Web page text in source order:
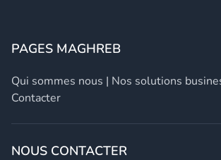
PAGES MAGHREB
Qui sommes nous | Nos solutions
Contacter
NOUS CONTACTER